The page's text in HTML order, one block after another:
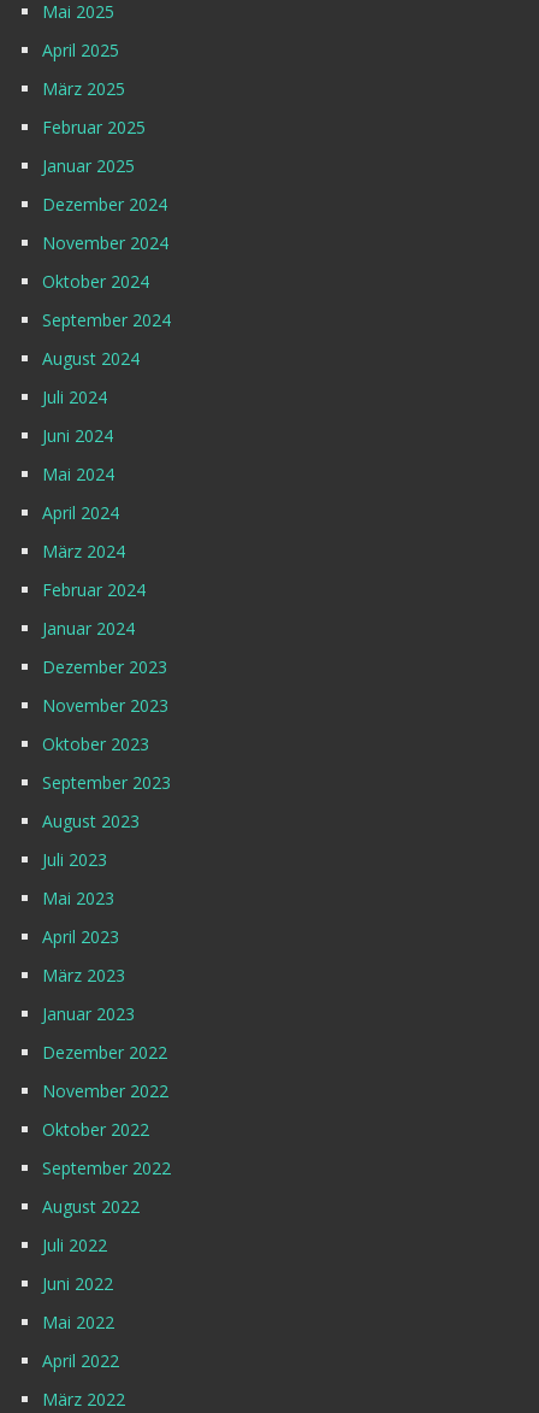
Mai 2025
April 2025
März 2025
Februar 2025
Januar 2025
Dezember 2024
November 2024
Oktober 2024
September 2024
August 2024
Juli 2024
Juni 2024
Mai 2024
April 2024
März 2024
Februar 2024
Januar 2024
Dezember 2023
November 2023
Oktober 2023
September 2023
August 2023
Juli 2023
Mai 2023
April 2023
März 2023
Januar 2023
Dezember 2022
November 2022
Oktober 2022
September 2022
August 2022
Juli 2022
Juni 2022
Mai 2022
April 2022
März 2022